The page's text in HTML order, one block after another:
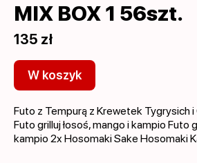
MIX BOX 1 56szt.
135 zł
W koszyk
Futo z Tempurą z Krewetek Tygrysich
Futo grilluj łosoś, mango i kampio Futo
kampio 2x Hosomaki Sake Hosomaki